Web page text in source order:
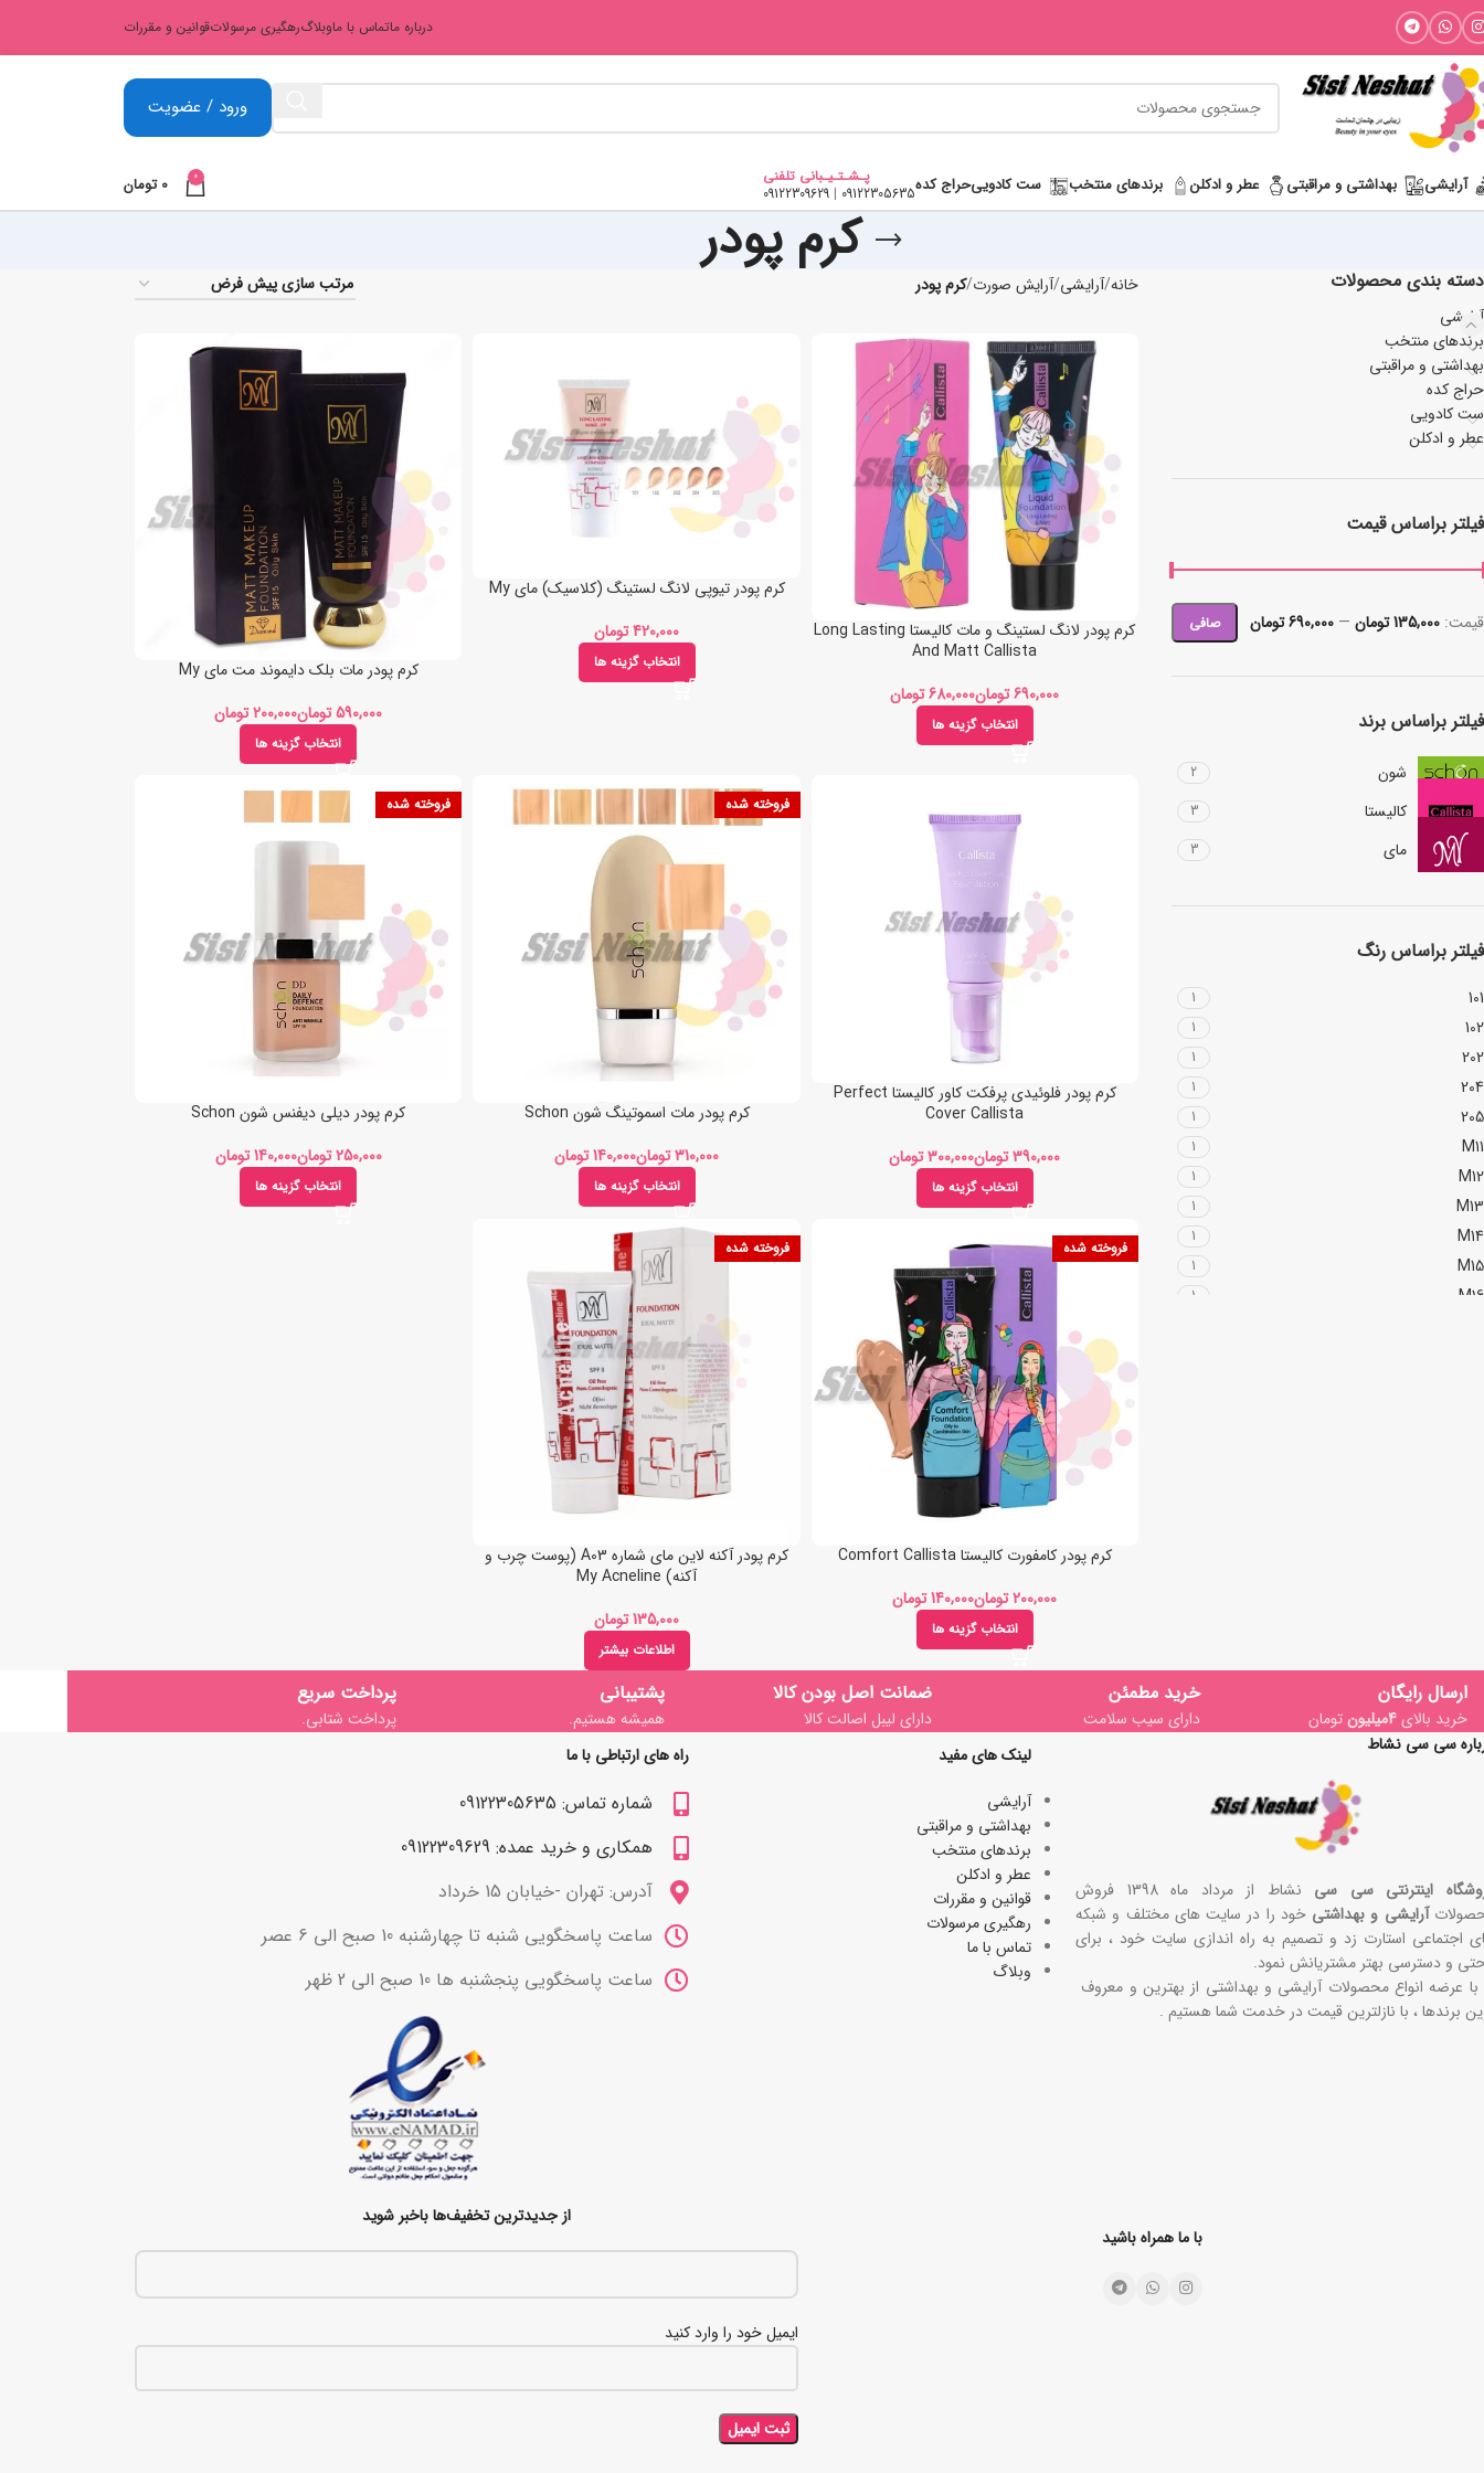
درباره ماتماس با ماوبلاگرهگیری مرسولاتقوانین و مقررات
ورود / عضویت
آرایشی بھداشتی و مراقبتی عطر و ادکلن برندهای منتخب ست کادوییحراج کده
پـشـتـیـبانی تلفنی
09122305635
|
09122309629
0
0 تومان
کرم پودر
دسته بندی محصولات
آرایشی
برندهای منتخب
بھداشتی و مراقبتی
حراج کده
ست کادویی
عطر و ادکلن
فیلتر براساس قیمت
صافی قيمت: 135,000 تومان — 690,000 تومان
فیلتر براساس برند
شون 2
کالیستا 3
مای 3
فیلتر براساس رنگ
101
1
102
1
202
1
204
1
205
1
M11
1
M12
1
M13
1
M14
1
M15
1
M16
1
F04
1
F05
1
F06
L05
L06
1
S01
1
S02
1
S03
1
خانه آرایشی آرایش صورت کرم پودر
کرم پودر لانگ لستینگ و مات کالیستا Long Lasting
And Matt Callista
تومان
تومان
انتخاب گزینه ها
کرم پودر تیوپی لانگ لستینگ (کلاسیک) مای My
تومان
انتخاب گزینه ها
کرم پودر مات بلک دایموند مت مای My
تومان
تومان
انتخاب گزینه ها
کرم پودر فلوئیدی پرفکت کاور کالیستا Perfect
Cover Callista
تومان
تومان
انتخاب گزینه ها
فروخته شده
کرم پودر مات اسموتینگ شون Schon
تومان
تومان
انتخاب گزینه ها
فروخته شده
کرم پودر دیلی دیفنس شون Schon
تومان
تومان
انتخاب گزینه ها
فروخته شده
کرم پودر کامفورت کالیستا Comfort Callista
تومان
تومان
انتخاب گزینه ها
فروخته شده
کرم پودر آکنه لاین مای شماره A03 (پوست چرب و
آکنه) My Acneline
تومان
اطلاعات بیشتر
ارسال رایگان
خرید بالای4میلیون تومان
خرید مطمئن
دارای سیب سلامت
ضمانت اصل بودن کالا
دارای لیبل اصالت کالا
پشتیبانی
همیشه هستیم.
پرداخت سریع
پرداخت شتابی.
سی سی نشاط
اینترنتی سی سی
نشاط از مرداد ماه 1398 فروش
آرایشی و بهداشتی خود را در سایت های مختلف و شبکه
اجتماعی استارت زد و تصمیم به راه اندازی سایت خود ، برای
و دسترسی بهتر مشتریانش نمود.
با عرضه انواع محصولات آرایشی و بهداشتی از بهترین و معروف
برندها ، با نازلترین قیمت در خدمت شما هستیم .
لینک های مفید
آرایشی
بھداشتی و مراقبتی
برندهای منتخب
عطر و ادکلن
قوانین و مقررات
رهگیری مرسولات
تماس با ما
وبلاگ
راه های ارتباطی با ما
شماره تماس: 09122305635
همکاری و خرید عمده: 09122309629
آدرس: تهران -خیابان 15 خرداد
ساعت پاسخگویی شنبه تا چهارشنبه 10 صبح الی 6 عصر
ساعت پاسخگویی پنجشنبه ها 10 صبح الی 2 ظهر
با ما همراه باشید
از جدیدترین تخفیف‌ها باخبر شوید
ایمیل خود را وارد کنید